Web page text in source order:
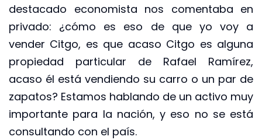
destacado economista nos comentaba en
privado: ¿cómo es eso de que yo voy a
vender Citgo, es que acaso Citgo es alguna
propiedad particular de Rafael Ramírez,
acaso él está vendiendo su carro o un par de
zapatos? Estamos hablando de un activo muy
importante para la nación, y eso no se está
consultando con el país.